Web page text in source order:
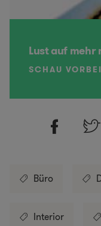
Lust auf mehr
SCHAU
Büro
Interior